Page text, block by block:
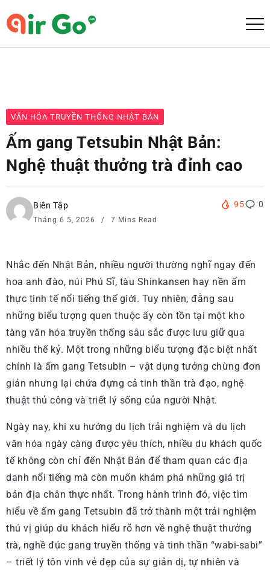
VĂN HÓA TRUYỀN THỐNG NHẬT BẢN
Ấm gang Tetsubin Nhật Bản:
Nghệ thuật thưởng trà đỉnh cao
Biên Tập
Tháng 6 5, 2026 7 Mins Read
95 0
Nhắc đến Nhật Bản, nhiều người thường nghĩ ngay đến
hoa anh đào, núi Phú Sĩ, tàu Shinkansen hay nền ẩm
thực tinh tế nổi tiếng thế giới. Tuy nhiên, đằng sau
những biểu tượng quen thuộc ấy còn tồn tại một kho
tàng văn hóa truyền thống sâu sắc được lưu giữ qua
nhiều thế kỷ. Một trong những biểu tượng đặc biệt nhất
chính là ấm gang Tetsubin – vật dụng tưởng chừng đơn
giản nhưng lại chứa đựng cả tinh thần trà đạo, nghệ
thuật thủ công và triết lý sống của người Nhật.
Ngày nay, khi xu hướng du lịch trải nghiệm và du lịch
văn hóa ngày càng được yêu thích, nhiều du khách quốc
tế không còn chỉ đến Nhật Bản để tham quan các địa
danh nổi tiếng mà còn muốn khám phá những giá trị
bản địa chân thực nhất. Trong hành trình đó, việc tìm
hiểu về ấm gang Tetsubin đã trở thành một trải nghiệm
thú vị giúp du khách hiểu rõ hơn về nghệ thuật thưởng
trà, nghề đúc gang truyền thống và tinh thần “wabi-sabi”
– triết lý tôn vinh vẻ đẹp của sự giản dị, tự nhiên và